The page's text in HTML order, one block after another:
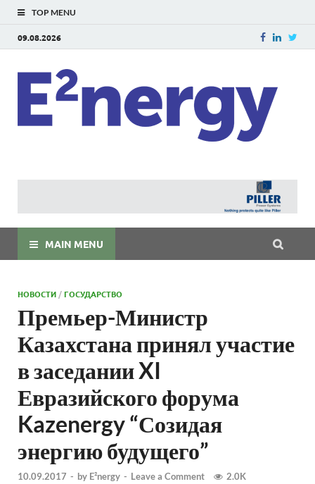
TOP MENU
09.08.2026
MAIN MENU
НОВОСТИ /ГОСУДАРСТВО
Премьер-Министр
Казахстана принял участие
в заседании XI
Евразийского форума
Kazenergy “Созидая
энергию будущего”
10.09.2017 - by E²nergy - Leave a Comment 2.0K